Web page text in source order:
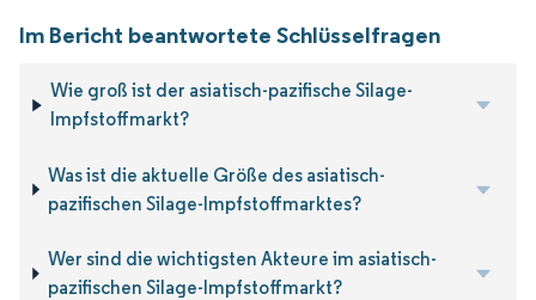
Im Bericht beantwortete Schlüsselfragen
Wie groß ist der asiatisch-pazifische Silage-
Impfstoffmarkt?
Was ist die aktuelle Größe des asiatisch-
pazifischen Silage-Impfstoffmarktes?
Wer sind die wichtigsten Akteure im asiatisch-
pazifischen Silage-Impfstoffmarkt?